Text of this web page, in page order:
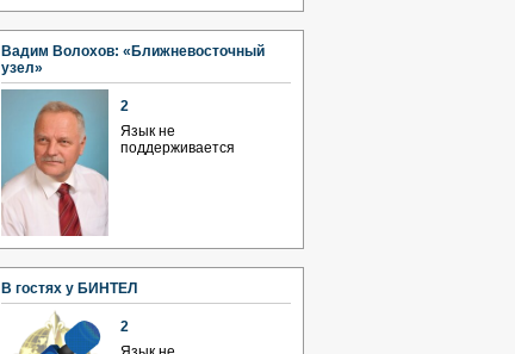
Вадим Волохов: «Ближневосточный
узел»
2
Язык не
поддерживается
В гостях у БИНТЕЛ
2